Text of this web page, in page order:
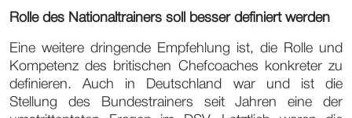
Rolle des Nationaltrainers soll besser definiert werden
Eine weitere dringende Empfehlung ist, die Rolle und
Kompetenz des britischen Chefcoaches konkreter zu
definieren. Auch in Deutschland war und ist die
Stellung des Bundestrainers seit Jahren eine der